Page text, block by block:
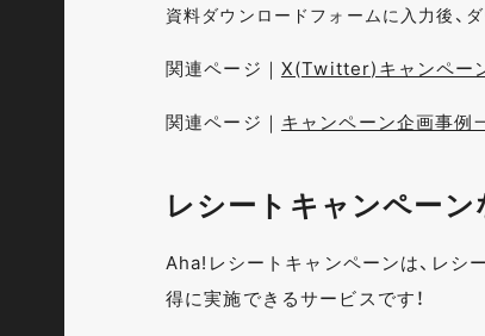
資料ダウンロードフォームに入力後、
関連ページ｜ X(Twitter)キャンペー
関連ページ｜ キャンペーン企画事例
レシートキャンペーン
Aha!レシートキャンペーンは、レシ
得に実施できるサービスです！